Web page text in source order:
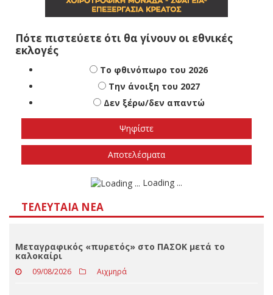
Πότε πιστεύετε ότι θα γίνουν οι εθνικές
εκλογές
Το φθινόπωρο του 2026
Την άνοιξη του 2027
Δεν ξέρω/δεν απαντώ
ΤΕΛΕΥΤΑΊΑ ΝΈΑ